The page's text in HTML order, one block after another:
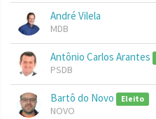
André Vilela
MDB
Antônio Carlos Arantes
PSDB
Bartô do Novo Eleito
NOVO